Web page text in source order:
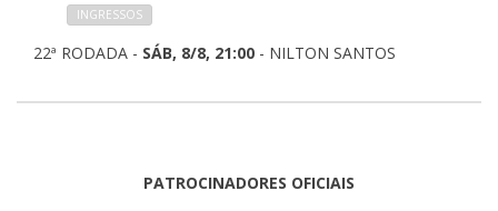
INGRESSOS
22ª RODADA - SÁB, 8/8, 21:00 - NILTON SANTOS
PATROCINADORES OFICIAIS